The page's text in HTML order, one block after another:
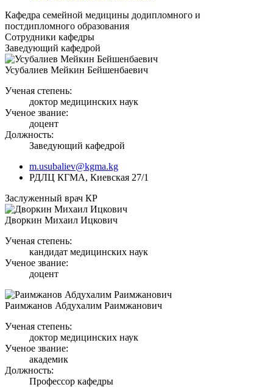
Кафедра семейной медицины додипломного и
постдипломного образования
Сотрудники кафедры
Заведующий кафедрой
Усубалиев Мейкин Бейшенбаевич
Ученая степень:
доктор медицинских наук
Ученое звание:
доцент
Должность:
Заведующий кафедрой
m.usubaliev@kgma.kg
РДЛЦ КГМА, Киевская 27/1
Заслуженный врач КР
Дворкин Михаил Ицкович
Ученая степень:
кандидат медицинских наук
Ученое звание:
доцент
Раимжанов Абдухалим Раимжанович
Ученая степень:
доктор медицинских наук
Ученое звание:
академик
Должность:
Профессор кафедры